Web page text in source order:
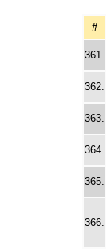
#
361.
362.
363.
364.
365.
366.